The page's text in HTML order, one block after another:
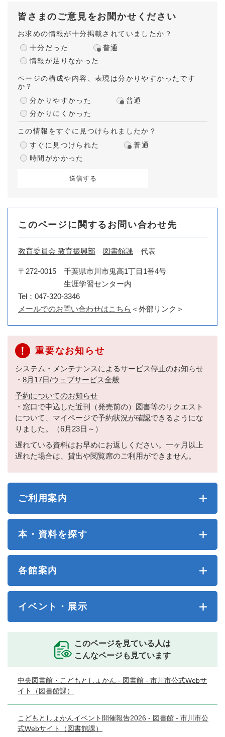
皆さまのご意見をお聞かせください
お求めの情報が十分掲載されていましたか？
十分だった
普通
情報が足りなかった
ページの構成や内容、表現は分かりやすかったです
か？
分かりやすかった
普通
分かりにくかった
この情報をすぐに見つけられましたか？
すぐに見つけられた
普通
時間がかかった
このページに関するお問い合わせ先
教育委員会 教育振興部 図書館課 代表
〒272-0015
千葉県市川市鬼高1丁目1番4号
生涯学習センター内
Tel：047-320-3346
メールでのお問い合わせはこちら ＜外部リンク＞
重要なお知らせ
システム・メンテナンスによるサービス停止のお知らせ
・ 8月17日/ウェブサービス全般
予約についてのお知らせ
・窓口で申込した近刊（発売前の）図書等のリクエスト
について、マイページで予約状況が確認できるようにな
りました。（6月23日～）
遅れている資料はお早めにお返しください。一ヶ月以上
遅れた場合は、貸出や閲覧席のご利用ができません。
ご利用案内
本・資料を探す
各館案内
イベント・展示
このページを見ている人は
こんなページも見ています
中央図書館・こどもとしょかん - 図書館 - 市川市公式Webサ
イト（図書館課）
こどもとしょかんイベント開催報告2026 - 図書館 - 市川市公
式Webサイト（図書館課）